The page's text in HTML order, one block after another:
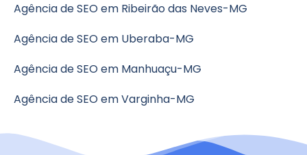
Agência de SEO em Ribeirão das Neves-MG
Agência de SEO em Uberaba-MG
Agência de SEO em Manhuaçu-MG
Agência de SEO em Varginha-MG